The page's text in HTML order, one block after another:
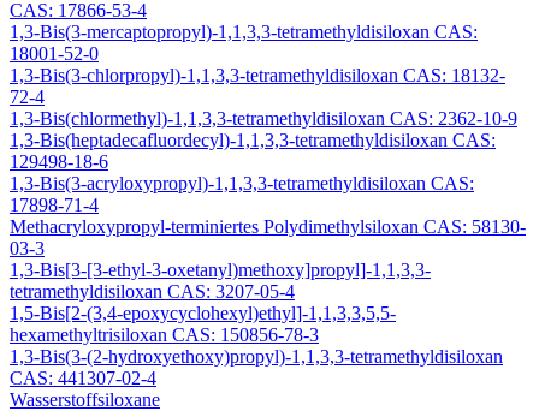
CAS: 17866-53-4
1,3-Bis(3-mercaptopropyl)-1,1,3,3-tetramethyldisiloxan CAS:
18001-52-0
1,3-Bis(3-chlorpropyl)-1,1,3,3-tetramethyldisiloxan CAS: 18132-
72-4
1,3-Bis(chlormethyl)-1,1,3,3-tetramethyldisiloxan CAS: 2362-10-9
1,3-Bis(heptadecafluordecyl)-1,1,3,3-tetramethyldisiloxan CAS:
129498-18-6
1,3-Bis(3-acryloxypropyl)-1,1,3,3-tetramethyldisiloxan CAS:
17898-71-4
Methacryloxypropyl-terminiertes Polydimethylsiloxan CAS: 58130-
03-3
1,3-Bis[3-[3-ethyl-3-oxetanyl)methoxy]propyl]-1,1,3,3-
tetramethyldisiloxan CAS: 3207-05-4
1,5-Bis[2-(3,4-epoxycyclohexyl)ethyl]-1,1,3,3,5,5-
hexamethyltrisiloxan CAS: 150856-78-3
1,3-Bis(3-(2-hydroxyethoxy)propyl)-1,1,3,3-tetramethyldisiloxan
CAS: 441307-02-4
Wasserstoffsiloxane